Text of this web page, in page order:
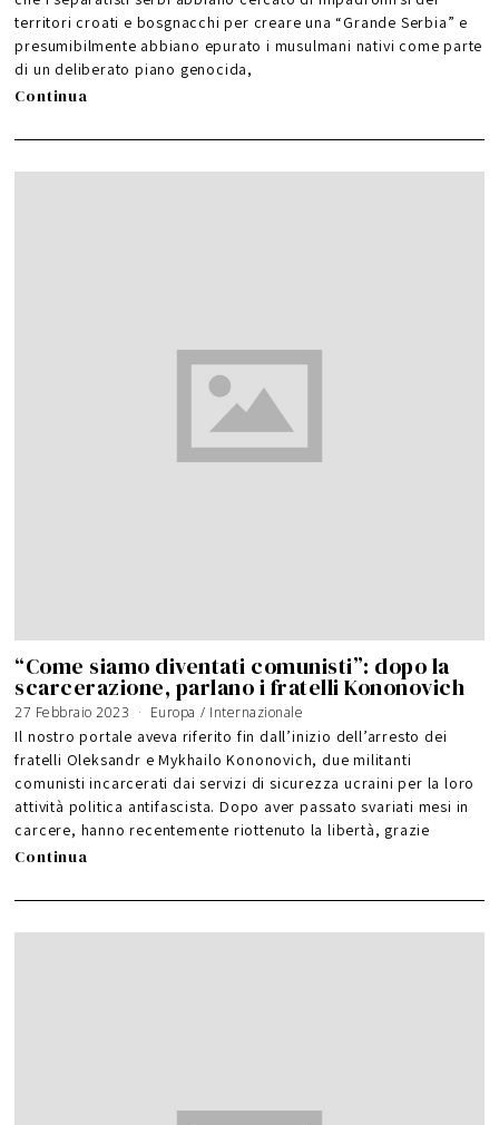
territori croati e bosgnacchi per creare una “Grande Serbia” e
presumibilmente abbiano epurato i musulmani nativi come parte
di un deliberato piano genocida,
Continua
“Come siamo diventati comunisti”: dopo la
scarcerazione, parlano i fratelli Kononovich
27 Febbraio 2023 Europa / Internazionale
Il nostro portale aveva riferito fin dall’inizio dell’arresto dei
fratelli Oleksandr e Mykhailo Kononovich, due militanti
comunisti incarcerati dai servizi di sicurezza ucraini per la loro
attività politica antifascista. Dopo aver passato svariati mesi in
carcere, hanno recentemente riottenuto la libertà, grazie
Continua